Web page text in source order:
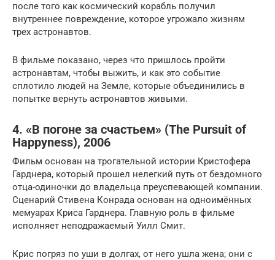
после того как космический корабль получил
внутреннее повреждение, которое угрожало жизням
трех астронавтов.
В фильме показано, через что пришлось пройти
астронавтам, чтобы выжить, и как это событие
сплотило людей на Земле, которые объединились в
попытке вернуть астронавтов живыми.
4. «В погоне за счастьем» (The Pursuit of
Happyness), 2006
Фильм основан на трогательной истории Кристофера
Гарднера, который прошел нелегкий путь от бездомного
отца-одиночки до владельца преуспевающей компании.
Сценарий Стивена Конрада основан на одноимённых
мемуарах Криса Гарднера. Главную роль в фильме
исполняет неподражаемый Уилл Смит.
Крис погряз по уши в долгах, от него ушла жена; они с